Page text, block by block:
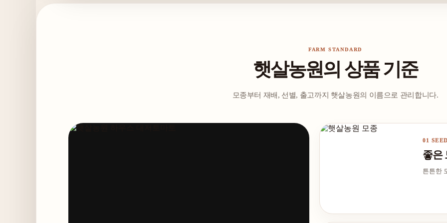
FARM STANDARD
햇살농원의 상품 기준
모종부터 재배, 선별, 출고까지 햇살농원의 이름으로 관리합니다.
01
좋은
튼튼한